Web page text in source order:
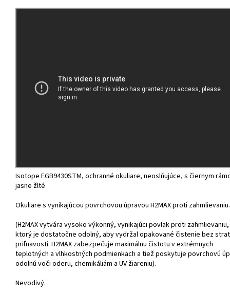
Isotope EGB9430STM, ochranné okuliare, neoslňujúce, s čiernym
jasne žlté
Okuliare s vynikajúcou povrchovou úpravou H2MAX proti zahmlievaniu.
(H2MAX vytvára vysoko výkonný, vynikajúci povlak proti zahmlievaniu,
ktorý je dostatočne odolný, aby vydržal opakované čistenie bez
priľnavosti. H2MAX zabezpečuje maximálnu čistotu v extrémnych
teplotných a vlhkostných podmienkach a tiež poskytuje povrchovú
odolnú voči oderu, chemikáliám a UV žiareniu).
Nevodivý.